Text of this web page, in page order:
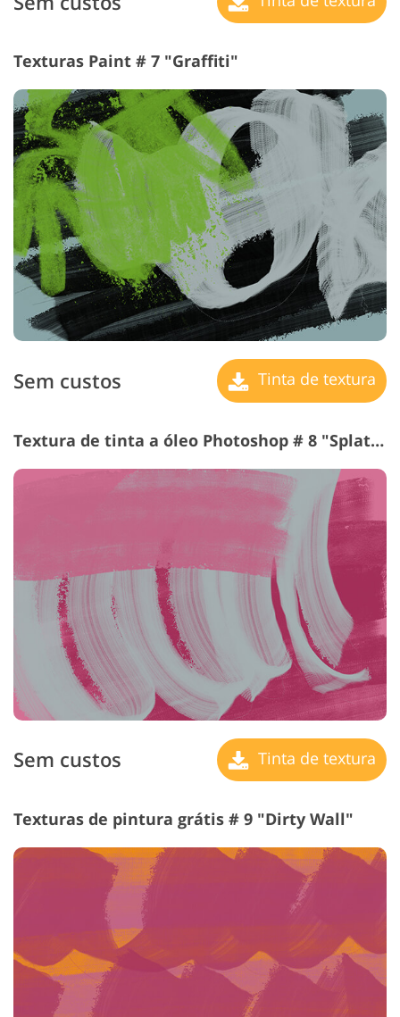
Texturas Paint # 7 "Graffiti"
Sem custos Tinta de textura
Textura de tinta a óleo Photoshop # 8 "Splatter"
Sem custos Tinta de textura
Texturas de pintura grátis # 9 "Dirty Wall"